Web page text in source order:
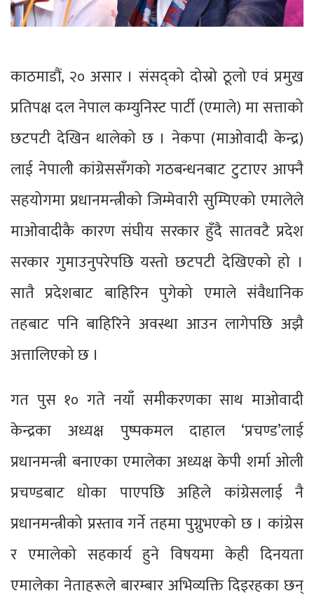
काठमाडौं, २० असार । संसद्को दोस्रो ठूलो एवं प्रमुख
प्रतिपक्ष दल नेपाल कम्युनिस्ट पार्टी (एमाले) मा सत्ताको
छटपटी देखिन थालेको छ । नेकपा (माओवादी केन्द्र)
लाई नेपाली कांग्रेससँगको गठबन्धनबाट टुटाएर आफ्नै
सहयोगमा प्रधानमन्त्रीको जिम्मेवारी सुम्पिएको एमालेले
माओवादीकै कारण संघीय सरकार हुँदै सातवटै प्रदेश
सरकार गुमाउनुपरेपछि यस्तो छटपटी देखिएको हो ।
सातै प्रदेशबाट बाहिरिन पुगेको एमाले संवैधानिक
तहबाट पनि बाहिरिने अवस्था आउन लागेपछि अझै
अत्तालिएको छ ।
गत पुस १० गते नयाँ समीकरणका साथ माओवादी
केन्द्रका अध्यक्ष पुष्पकमल दाहाल ‘प्रचण्ड’लाई
प्रधानमन्त्री बनाएका एमालेका अध्यक्ष केपी शर्मा ओली
प्रचण्डबाट धोका पाएपछि अहिले कांग्रेसलाई नै
प्रधानमन्त्रीको प्रस्ताव गर्ने तहमा पुग्नुभएको छ । कांग्रेस
र एमालेको सहकार्य हुने विषयमा केही दिनयता
एमालेका नेताहरूले बारम्बार अभिव्यक्ति दिइरहका छन्